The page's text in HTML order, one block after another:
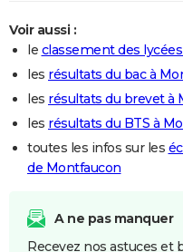
Voir aussi :
le classement des
les résultats du bac à
les résultats du brevet à
les résultats du BTS à
toutes les infos sur les
de Montfaucon
A ne pas manquer
Recevez nos astuces et